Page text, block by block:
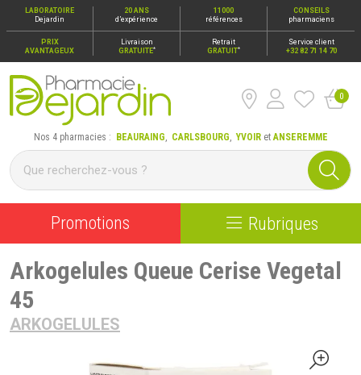
LABORATOIRE
Dejardin
20 ANS
d’expérience
11000
références
CONSEILS
pharmaciens
PRIX
AVANTAGEUX
Livraison
GRATUITE*
Retrait
GRATUIT*
Service client
+32 82 71 14 70
Pharmacie Dejardin Nos 4 pharmacies : Beauraing,
0
Nos 4 pharmacies : BEAURAING, CARLSBOURG,YVOIRetANSEREMME
Promotions Rubriques
Arkogelules Queue Cerise Vegetal
45
ARKOGELULES